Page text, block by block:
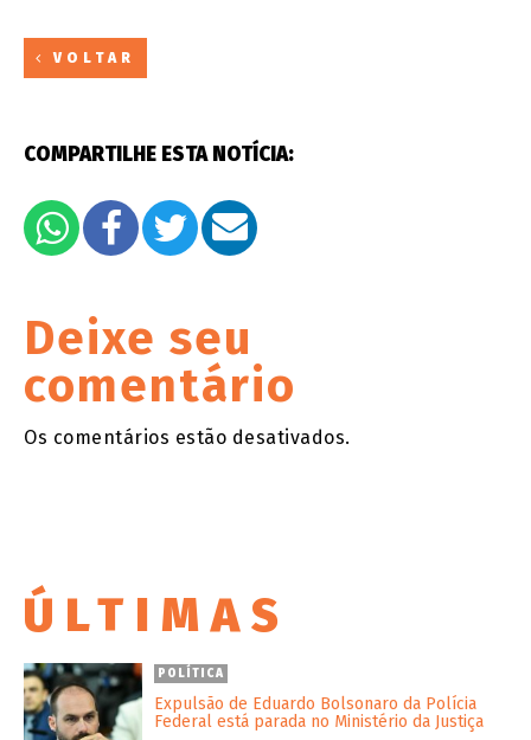
VOLTAR
COMPARTILHE ESTA NOTÍCIA:
Deixe seu
comentário
Os comentários estão desativados.
ÚLTIMAS
POLÍTICA
Expulsão de Eduardo Bolsonaro da Polícia
Federal está parada no Ministério da Justiça